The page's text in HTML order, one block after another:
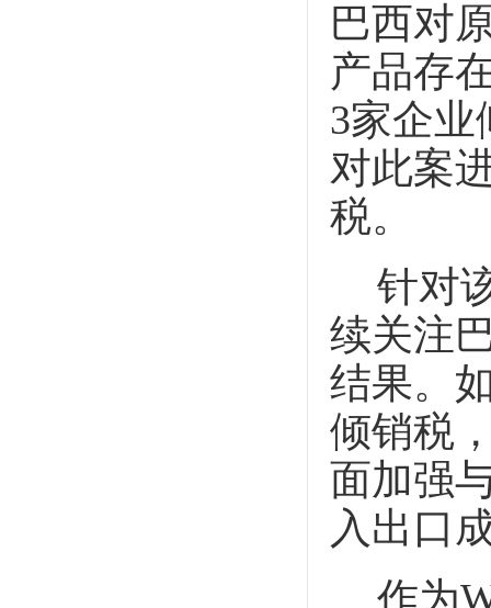
巴西对
产品存
3家企业
对此案
税。
针对
续关注
结果。
倾销税
面加强
入出口
作为